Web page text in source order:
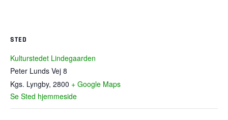
STED
Kulturstedet Lindegaarden
Peter Lunds Vej 8
Kgs. Lyngby, 2800 + Google Maps
Se Sted hjemmeside